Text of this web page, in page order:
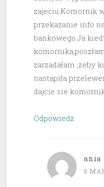
zajeciu.Komornik
przekazanie info
bankowego.Ja
zarzadałam ,zeby
nastapiła
dajcie sie
Odpowiedz
ania
5